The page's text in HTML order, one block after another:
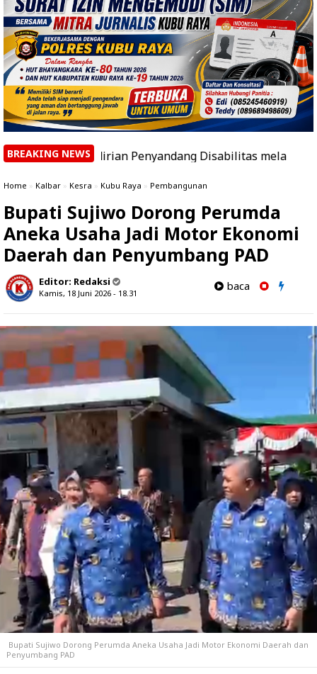
BREAKING NEWS
Penyandang Disabilitas melalui Ecoprint dalam
Home » Kalbar » Kesra » Kubu Raya » Pembangunan
Bupati Sujiwo Dorong Perumda
Aneka Usaha Jadi Motor Ekonomi
Daerah dan Penyumbang PAD
Editor: Redaksi
Kamis, 18 Juni 2026 - 18.31
baca
Bupati Sujiwo Dorong Perumda Aneka Usaha Jadi Motor Ekonomi Daerah dan
Penyumbang PAD